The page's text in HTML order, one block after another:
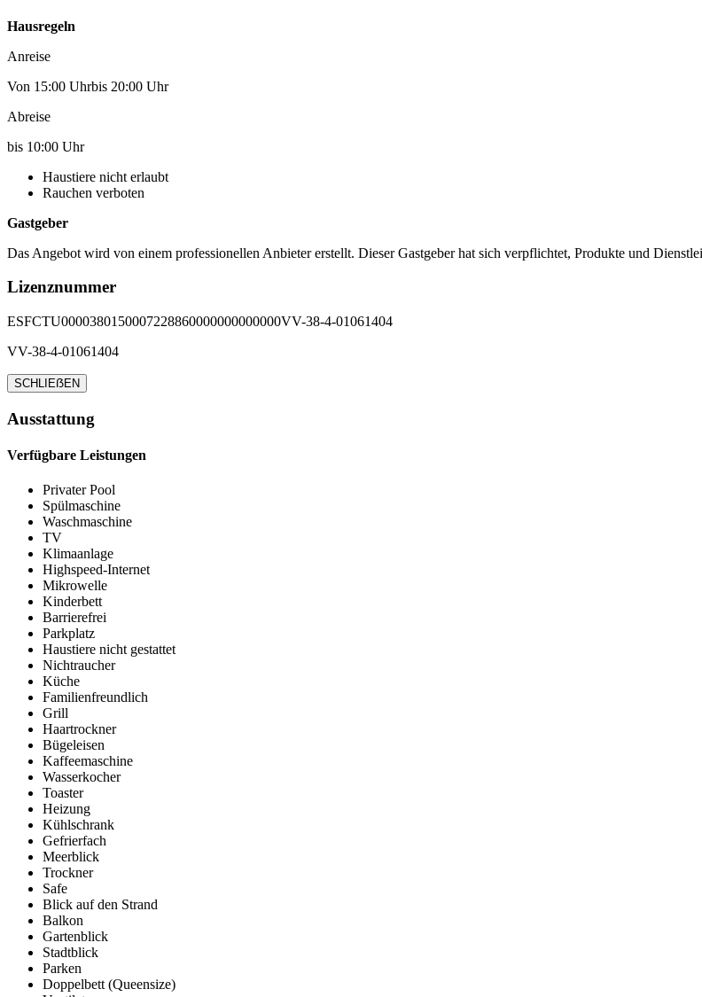
Hausregeln
Anreise
Von 15:00 Uhrbis 20:00 Uhr
Abreise
bis 10:00 Uhr
Haustiere nicht erlaubt
Rauchen verboten
Gastgeber
Das Angebot wird von einem professionellen Anbieter erstellt. Dieser Gastgeber hat sich verpflichtet, Produkte und
Lizenznummer
ESFCTU0000380150007228860000000000000VV-38-4-01061404
VV-38-4-01061404
SCHLIEẞEN
Ausstattung
Verfügbare Leistungen
Privater Pool
Spülmaschine
Waschmaschine
TV
Klimaanlage
Highspeed-Internet
Mikrowelle
Kinderbett
Barrierefrei
Parkplatz
Haustiere nicht gestattet
Nichtraucher
Küche
Familienfreundlich
Grill
Haartrockner
Bügeleisen
Kaffeemaschine
Wasserkocher
Toaster
Heizung
Kühlschrank
Gefrierfach
Meerblick
Trockner
Safe
Blick auf den Strand
Balkon
Gartenblick
Stadtblick
Parken
Doppelbett (Queensize)